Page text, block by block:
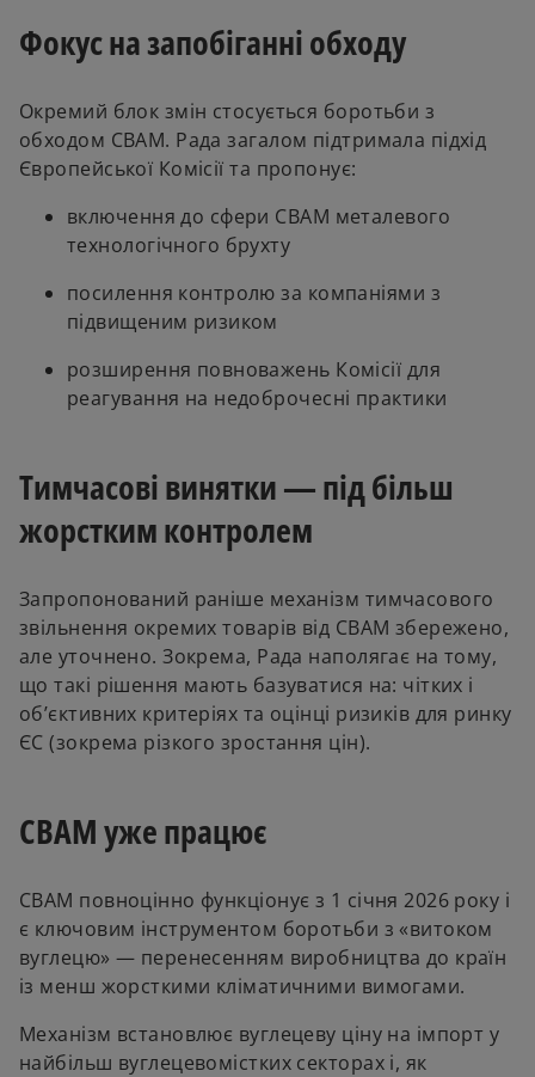
Фокус на запобіганні обходу
Окремий блок змін стосується боротьби з
обходом CBAM. Рада загалом підтримала підхід
Європейської Комісії та пропонує:
включення до сфери CBAM металевого
технологічного брухту
посилення контролю за компаніями з
підвищеним ризиком
розширення повноважень Комісії для
реагування на недоброчесні практики
Тимчасові винятки — під більш
жорстким контролем
Запропонований раніше механізм тимчасового
звільнення окремих товарів від CBAM збережено,
але уточнено. Зокрема, Рада наполягає на тому,
що такі рішення мають базуватися на: чітких і
об’єктивних критеріях та оцінці ризиків для ринку
ЄС (зокрема різкого зростання цін).
CBAM уже працює
CBAM повноцінно функціонує з 1 січня 2026 року і
є ключовим інструментом боротьби з «витоком
вуглецю» — перенесенням виробництва до країн
із менш жорсткими кліматичними вимогами.
Механізм встановлює вуглецеву ціну на імпорт у
найбільш вуглецевомістких секторах і, як